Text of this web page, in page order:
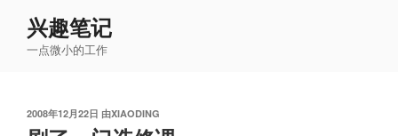
兴趣笔记
一点微小的工作
发
布
2008年12月22日 由XIAODING